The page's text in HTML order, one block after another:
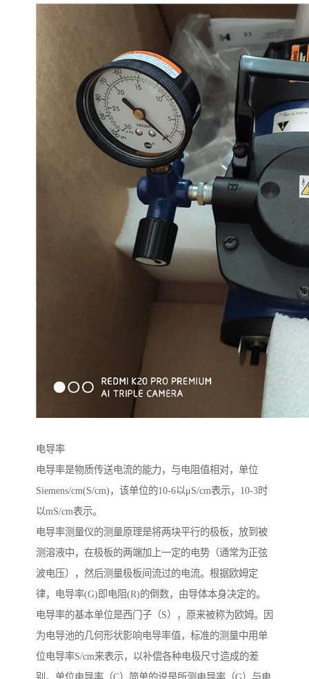
电导率
电导率是物质传送电流的能力，与电阻值相对，单位
Siemens/cm(S/cm)，该单位的10-6以μS/cm表示，10-3时
以mS/cm表示。
电导率测量仪的测量原理是将两块平行的极板，放到被
测溶液中，在极板的两端加上一定的电势（通常为正弦
波电压），然后测量极板间流过的电流。根据欧姆定
律，电导率(G)即电阻(R)的倒数，由导体本身决定的。
电导率的基本单位是西门子（S），原来被称为欧姆。因
为电导池的几何形状影响电导率值，标准的测量中用单
位电导率S/cm来表示，以补偿各种电极尺寸造成的差